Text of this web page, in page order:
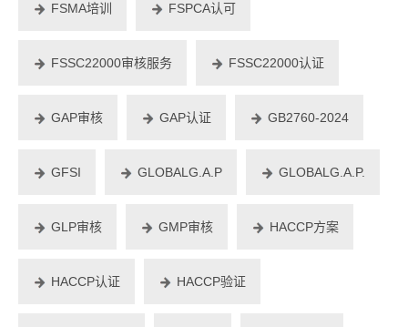
FSMA培训 FSPCA认可
FSSC22000审核服务 FSSC22000认证
GAP审核 GAP认证 GB2760-2024
GFSI GLOBALG.A.P GLOBALG.A.P.
GLP审核 GMP审核 HACCP方案
HACCP认证 HACCP验证